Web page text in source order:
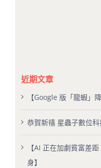
近期文章
【Google 版「龍蝦」
恭賀新禧 星蟲子數位
【AI 正在加劇貧富差
身】